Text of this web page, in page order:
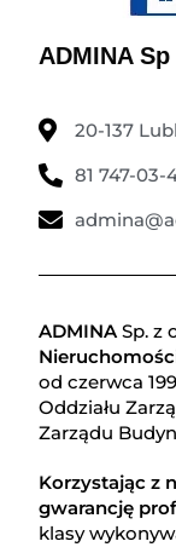
ADMINA
20-137
81 747-03-
ADMINASp. z
od czerwca
Oddziału
Zarządu
Korzystając z
gwarancję
klasy